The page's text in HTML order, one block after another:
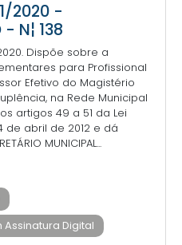
2020 -
- N¦ 138
2020. Dispõe sobre a
para Profissional
Efetivo do Magistério
na Rede Municipal
artigos 49 a 51 da Lei
de abril de 2012 e dá
MUNICIPAL...
Digital